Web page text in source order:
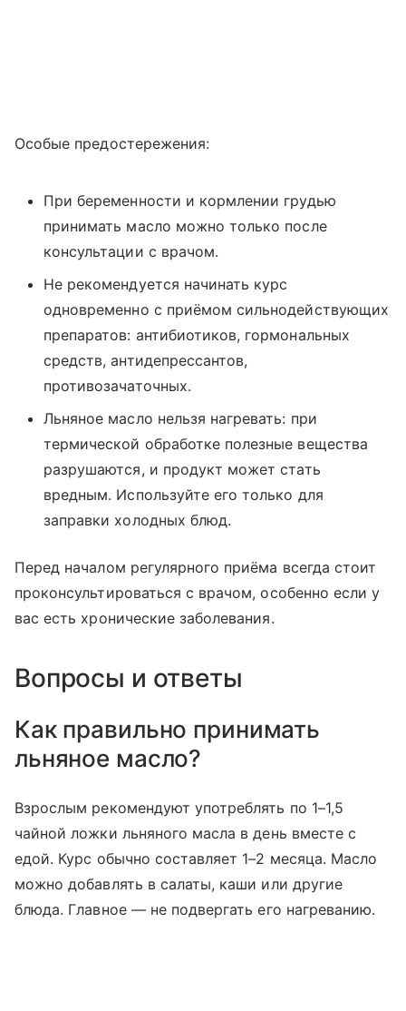
Особые предостережения:
При беременности и кормлении грудью
принимать масло можно только после
консультации с врачом.
Не рекомендуется начинать курс
одновременно с приёмом сильнодействующих
препаратов: антибиотиков, гормональных
средств, антидепрессантов,
противозачаточных.
Льняное масло нельзя нагревать: при
термической обработке полезные вещества
разрушаются, и продукт может стать
вредным. Используйте его только для
заправки холодных блюд.
Перед началом регулярного приёма всегда стоит
проконсультироваться с врачом, особенно если у
вас есть хронические заболевания.
Вопросы и ответы
Как правильно принимать
льняное масло?
Взрослым рекомендуют употреблять по 1–1,5
чайной ложки льняного масла в день вместе с
едой. Курс обычно составляет 1–2 месяца. Масло
можно добавлять в салаты, каши или другие
блюда. Главное — не подвергать его нагреванию.